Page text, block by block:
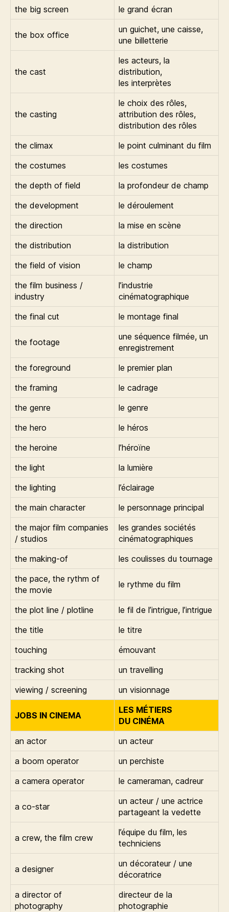
the big screen le grand écran
the box office
un guichet, une caisse,
une billetterie
the cast
les acteurs, la
distribution,
les interprètes
the casting
le choix des rôles,
attribution des rôles,
distribution des rôles
the climax
le point culminant du film
the costumes
les costumes
the depth of field
la profondeur de champ
the development
le déroulement
the direction
la mise en scène
the distribution
la distribution
the field of vision
le champ
the film business /
industry
l’industrie
cinématographique
the final cut
le montage final
the footage
une séquence filmée, un
enregistrement
the foreground
le premier plan
the framing
le cadrage
the genre
le genre
the hero
le héros
the heroine
l’héroïne
the light
la lumière
the lighting
l’éclairage
the main character
le personnage principal
the major film companies
/ studios
les grandes sociétés
cinématographiques
the making-of
les coulisses du tournage
the pace, the rythm of
the movie
le rythme du film
the plot line / plotline
le fil de l’intrigue, l’intrigue
the title
le titre
touching
émouvant
tracking shot
un travelling
viewing / screening
un visionnage
JOBS IN CINEMA
LES MÉTIERS
DU CINÉMA
an actor
un acteur
a boom operator
un perchiste
a camera operator
le cameraman, cadreur
a co-star
un acteur / une actrice
partageant la vedette
a crew, the film crew
l’équipe du film, les
techniciens
a designer
un décorateur / une
décoratrice
a director of
photography
directeur de la
photographie